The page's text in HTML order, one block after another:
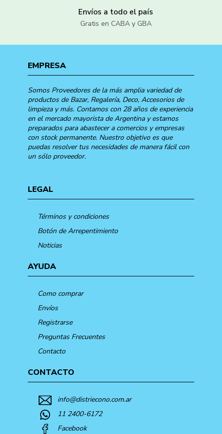
Envíos a todo el país
Gratis en CABA y GBA
EMPRESA
Somos Proveedores de la más amplia variedad de
productos de Bazar, Regalería, Deco, Accesorios de
limpieza y más. Contamos con 28 años de experiencia
en el mercado mayorista de Argentina y estamos
preparados para abastecer a comercios y empresas
con stock permanente. Nuestro objetivo es que
puedas resolver tus necesidades de manera fácil con
un sólo proveedor.
LEGAL
Términos y condiciones
Botón de Arrepentimiento
Noticias
AYUDA
Como comprar
Envíos
Registrarse
Preguntas Frecuentes
Contacto
CONTACTO
info@distriecono.com.ar
11 2400-6172
Facebook